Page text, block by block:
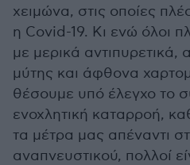
χειμώνα, στις οποίες
η Covid-19. Κι ενώ όλοι
με μερικά αντιπυρετικά,
μύτης και άφθονα
θέσουμε υπό έλεγχο το
ενοχλητική καταρροή,
τα μέτρα μας απέναντι
αναπνευστικού, πολλοί